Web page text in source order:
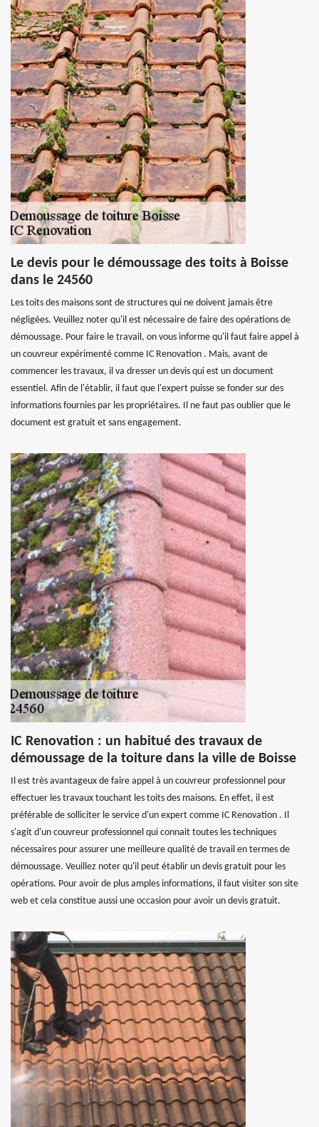
Le devis pour le démoussage des toits à Boisse
dans le 24560
Les toits des maisons sont de structures qui ne doivent jamais être
négligées. Veuillez noter qu'il est nécessaire de faire des opérations de
démoussage. Pour faire le travail, on vous informe qu'il faut faire appel à
un couvreur expérimenté comme IC Renovation . Mais, avant de
commencer les travaux, il va dresser un devis qui est un document
essentiel. Afin de l'établir, il faut que l'expert puisse se fonder sur des
informations fournies par les propriétaires. Il ne faut pas oublier que le
document est gratuit et sans engagement.
IC Renovation : un habitué des travaux de
démoussage de la toiture dans la ville de Boisse
Il est très avantageux de faire appel à un couvreur professionnel pour
effectuer les travaux touchant les toits des maisons. En effet, il est
préférable de solliciter le service d'un expert comme IC Renovation . Il
s'agit d'un couvreur professionnel qui connait toutes les techniques
nécessaires pour assurer une meilleure qualité de travail en termes de
démoussage. Veuillez noter qu'il peut établir un devis gratuit pour les
opérations. Pour avoir de plus amples informations, il faut visiter son site
web et cela constitue aussi une occasion pour avoir un devis gratuit.